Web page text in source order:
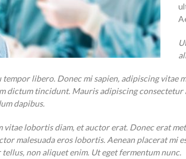
libero. Donec mi sapien, adipiscing vitae
dictum tincidunt. Mauris adipiscing
dapibus.
lobortis diam, et auctor erat. Donec erat
malesuada eros lobortis. Aenean placerat
non aliquet enim. Ut eget fermentum nunc.